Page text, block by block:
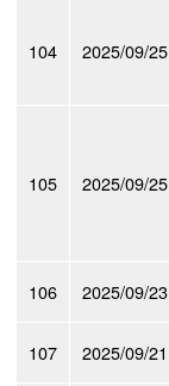
104 2025/09/25
105 2025/09/25
106 2025/09/23
107 2025/09/21